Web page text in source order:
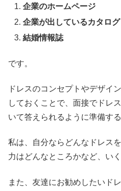
企業のホームページ
企業が出しているカタログ
結婚情報誌
です。
ドレスのコンセプトやデザイ
しておくことで、面接でドレ
いて答えられるように準備する
私は、自分ならどんなドレス
力はどんなところかなど、い
また、友達にお勧めしたいド